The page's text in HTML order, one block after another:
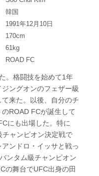
韓国
1991年12月10日
170cm
61kg
ROAD FC
。格闘技を始めて1年
ングオンのフェザー級
来た。以後、自分のチ
ROAD FCが誕生して
にも出場した。特に
ャンピオン決定戦で
ンドロ・イッサと戦っ
ンタム級チャンピオン
の舞台でUFC出身の田